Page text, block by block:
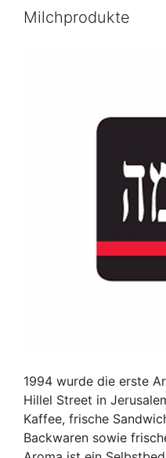
Milchprodukte
1994 wurde die erste
Hillel Street in
Kaffee, frische
Backwaren sowie